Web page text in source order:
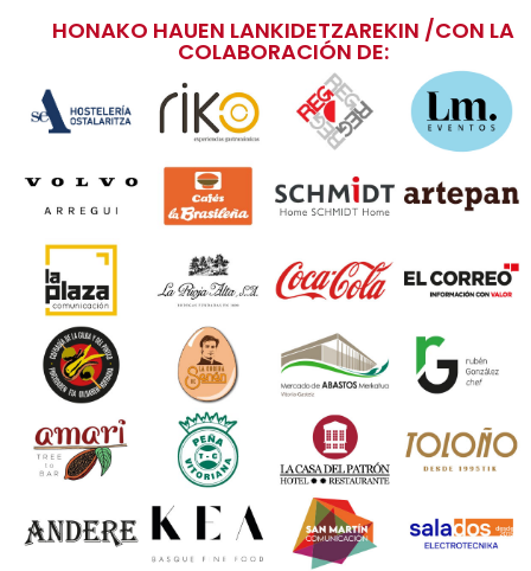
HONAKO HAUEN LANKIDETZAREKIN /CON LA
COLABORACIÓN DE: